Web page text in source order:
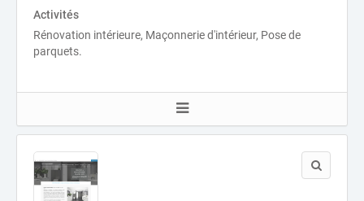
Activités
Rénovation intérieure, Maçonnerie d'intérieur, Pose de
parquets.